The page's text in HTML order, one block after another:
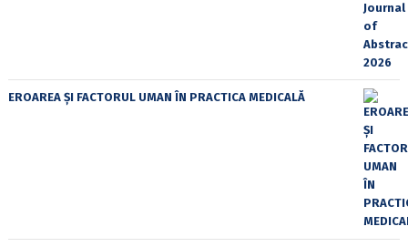
EROAREA ȘI FACTORUL UMAN ÎN PRACTICA MEDICALĂ